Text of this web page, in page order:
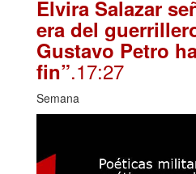
Elvira Salazar
era del
Gustavo Petro
fin”.17:27
Semana